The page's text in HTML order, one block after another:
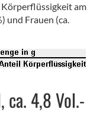
am
und Frauen (ca.
4,8 Vol.-